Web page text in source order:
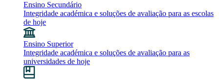
Ensino Secundário
Integridade académica e soluções de avaliação para as escolas
de hoje
Ensino Superior
Integridade académica e soluções de avaliação para as
universidades de hoje